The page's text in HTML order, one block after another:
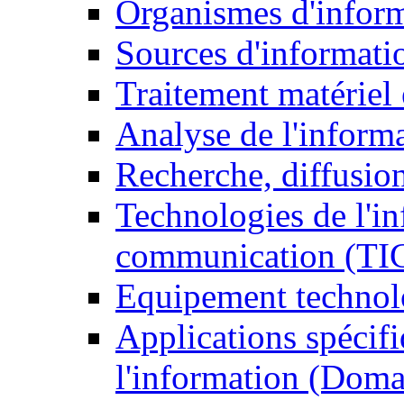
Organismes
Sources
Traitement matériel
Analyse de
Recherche,
Technologies de
communication
Equipement
Applications
l'information